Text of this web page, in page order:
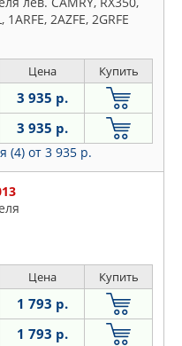
1ARFE, 2AZFE, 2GRFE
Цена Купить
3 935 р.
3 935 р.
(4) от 3 935 р.
Цена Купить
1 793 р.
1 793 р.